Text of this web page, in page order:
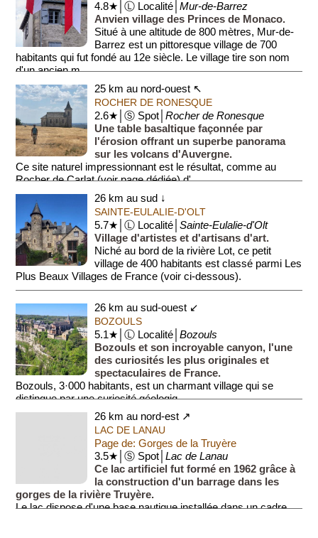
4.8★│Ⓛ Localité│Mur-de-Barrez
Anvien village des Princes de Monaco.
Situé à une altitude de 800 mètres, Mur-de-
Barrez est un pittoresque village de 700
habitants qui fut fondé au 12e siècle. Le village tire son nom
d'un ancien m...
25 km au nord-ouest ↖
ROCHER DE RONESQUE
2.6★│Ⓢ Spot│Rocher de Ronesque
Une table basaltique façonnée par
l'érosion offrant un superbe panorama
sur les volcans d'Auvergne.
Ce site naturel impressionnant est le résultat, comme au
Rocher de Carlat (voir page dédiée) d'...
26 km au sud ↓
SAINTE-EULALIE-D'OLT
5.7★│Ⓛ Localité│Sainte-Eulalie-d'Olt
Village d'artistes et d'artisans d'art.
Niché au bord de la rivière Lot, ce petit
village de 400 habitants est classé parmi Les
Plus Beaux Villages de France (voir ci-dessous).
Il faut dire q...
26 km au sud-ouest ↙
BOZOULS
5.1★│Ⓛ Localité│Bozouls
Bozouls et son incroyable canyon, l'une
des curiosités les plus originales et
spectaculaires de France.
Bozouls, 3·000 habitants, est un charmant village qui se
distingue par une curiosité géologiq...
26 km au nord-est ↗
LAC DE LANAU
Page de: Gorges de la Truyère
3.5★│Ⓢ Spot│Lac de Lanau
Ce lac artificiel fut formé en 1962 grâce à
la construction d'un barrage dans les
gorges de la rivière Truyère.
Le lac dispose d'une base nautique installée dans un cadre